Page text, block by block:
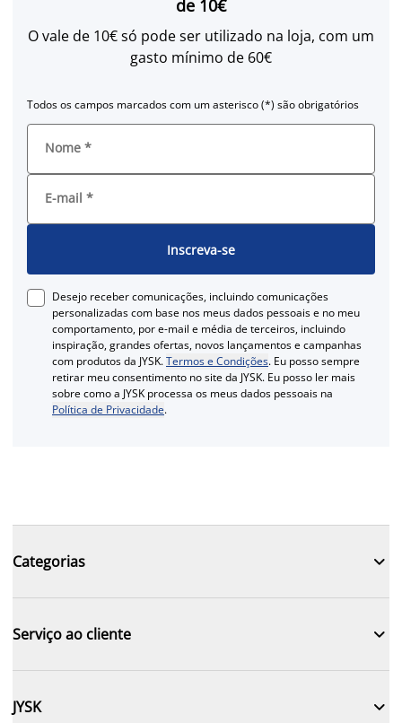
de 10€
O vale de 10€ só pode ser utilizado na loja, com um
gasto mínimo de 60€
Todos os campos marcados com um asterisco (*) são obrigatórios
Nome *
E-mail *
Inscreva-se
Desejo receber comunicações, incluindo comunicações
personalizadas com base nos meus dados pessoais e no meu
comportamento, por e-mail e média de terceiros, incluindo
inspiração, grandes ofertas, novos lançamentos e campanhas
com produtos da JYSK.Termos e Condições. Eu posso sempre
retirar meu consentimento no site da JYSK. Eu posso ler mais
sobre como a JYSK processa os meus dados pessoais na
Política de Privacidade.
Categorias 
Serviço ao cliente 
JYSK 